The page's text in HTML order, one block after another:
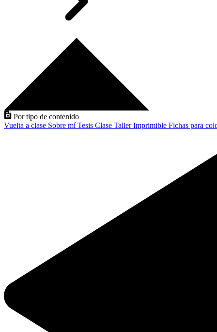
Por tipo de contenido
Vuelta a clase Sobre míTesis Clase TallerImprimible Fichas para